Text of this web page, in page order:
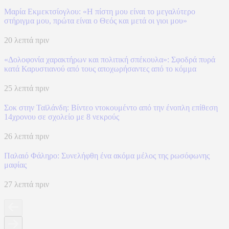
Μαρία Εκμεκτσίογλου: «Η πίστη μου είναι το μεγαλύτερο
στήριγμα μου, πρώτα είναι ο Θεός και μετά οι γιοι μου»
20 λεπτά πριν
«Δολοφονία χαρακτήρων και πολιτική σπέκουλα»: Σφοδρά πυρά
κατά Καρυστιανού από τους αποχωρήσαντες από το κόμμα
25 λεπτά πριν
Σοκ στην Ταϊλάνδη: Βίντεο ντοκουμέντο από την ένοπλη επίθεση
14χρονου σε σχολείο με 8 νεκρούς
26 λεπτά πριν
Παλαιό Φάληρο: Συνελήφθη ένα ακόμα μέλος της ρωσόφωνης
μαφίας
27 λεπτά πριν